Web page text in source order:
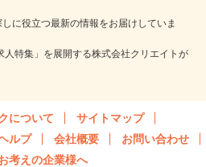
に役立つ最新の情報をお届けしていま
特集」を展開する株式会社クリエイトが
について
サイトマップ
ルプ 会社概要
お問い合わせ
考えの企業様へ